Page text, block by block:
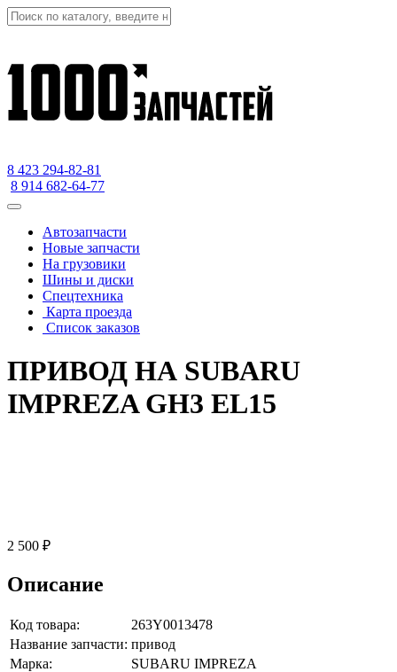
8 423 294-82-81
8 914 682-64-77
Автозапчасти
Новые запчасти
На грузовики
Шины и диски
Спецтехника
Карта проезда
Список заказов
ПРИВОД НА SUBARU
IMPREZA GH3 EL15
2 500 ₽
Описание
Код товара:
263Y0013478
Название запчасти: привод
Марка:
SUBARU IMPREZA